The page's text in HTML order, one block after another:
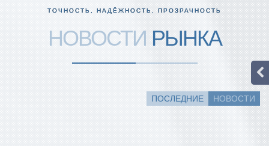
ТОЧНОСТЬ, НАДЁЖНОСТЬ, ПРОЗРАЧНОСТЬ
НОВОСТИ РЫНКА
ПОСЛЕДНИЕ НОВОСТИ